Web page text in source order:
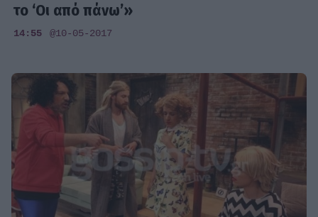
το ‘Οι από πάνω’»
14:55 @10-05-2017